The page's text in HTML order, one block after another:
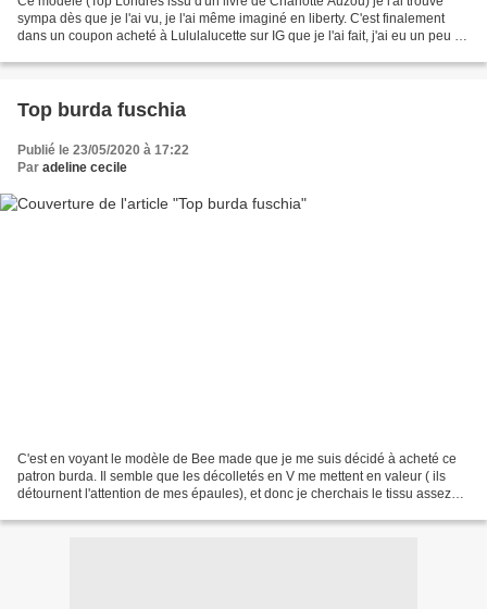
sympa dès que je l'ai vu, je l'ai même imaginé en liberty. C'est finalement
dans un coupon acheté à Lululalucette sur IG que je l'ai fait, j'ai eu un peu de
Top burda fuschia
Publié le 23/05/2020 à 17:22
Par adeline cecile
C'est en voyant le modèle de Bee made que je me suis décidé à acheté ce
patron burda. Il semble que les décolletés en V me mettent en valeur ( ils
détournent l'attention de mes épaules), et donc je cherchais le tissu assez